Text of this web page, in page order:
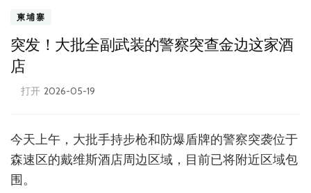
柬埔寨
突发！大批全副武装的警察突查金边这家酒
店
打开 2026-05-19
今天上午，大批手持步枪和防爆盾牌的警察突袭位于
森速区的戴维斯酒店周边区域，目前已将附近区域包
围。